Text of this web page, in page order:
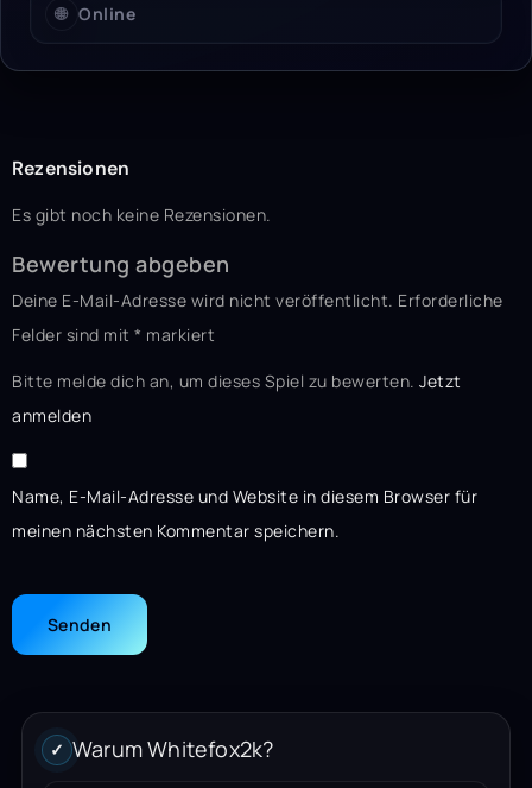
🌐 Online
Rezensionen
Es gibt noch keine Rezensionen.
Bewertung abgeben
Deine E-Mail-Adresse wird nicht veröffentlicht. Erforderliche
Felder sind mit * markiert
Bitte melde dich an, um dieses Spiel zu bewerten. Jetzt
anmelden
Name, E-Mail-Adresse und Website in diesem Browser für
meinen nächsten Kommentar speichern.
✓ Warum Whitefox2k?